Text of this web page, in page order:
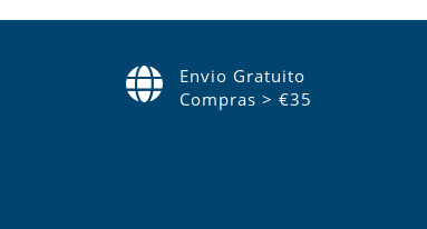
Envio Gratuito
Compras > €35